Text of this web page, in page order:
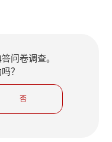
问卷调查。
？
否